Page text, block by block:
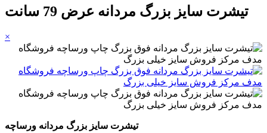
تیشرت سایز بزرگ مردانه عرض 79 سانت
×
تیشرت سایز بزرگ مردانه ورساچه